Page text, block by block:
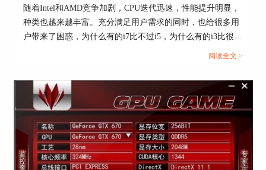
图5：查看用户
硬件检测软
能够帮助到大家。
署名：fjq
随着Intel和AMD竞争加剧，CPU迭代迅速，性能提升明显，
种类也越来越丰富。充分满足用户需求的同时，也给很多用
户带来了困惑，为什么有的i7比不过i5，为什么有的i3比很多
i5和i7性能更强？这就需要借助专业的工具对CPU进行检
例，向大家作简单介绍。...
阅读全文 >